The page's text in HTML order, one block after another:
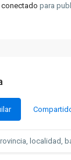
conectado para